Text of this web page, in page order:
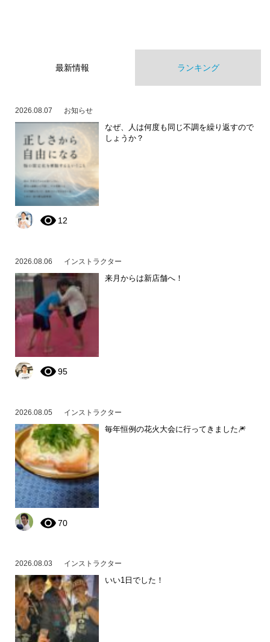
最新情報 ランキング
2026.08.07 お知らせ
なぜ、人は何度も同じ不調を繰り返すので
しょうか？
12
2026.08.06 インストラクター
来月からは新店舗へ！
95
2026.08.05 インストラクター
毎年恒例の花火大会に行ってきました🎆
70
2026.08.03 インストラクター
いい1日でした！